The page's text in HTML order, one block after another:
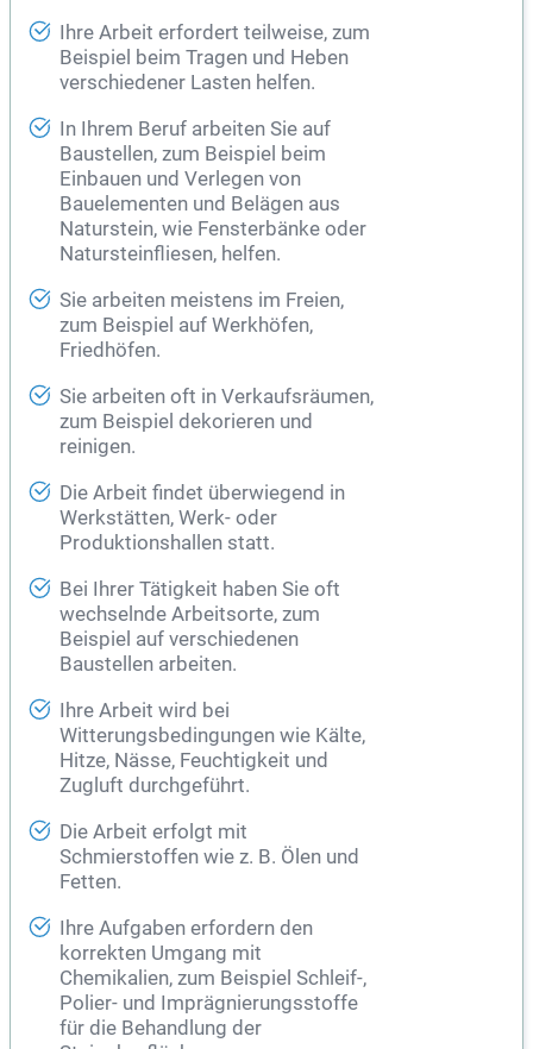
Ihre Arbeit erfordert teilweise, zum
Beispiel beim Tragen und Heben
verschiedener Lasten helfen.
In Ihrem Beruf arbeiten Sie auf
Baustellen, zum Beispiel beim
Einbauen und Verlegen von
Bauelementen und Belägen aus
Naturstein, wie Fensterbänke oder
Natursteinfliesen, helfen.
Sie arbeiten meistens im Freien,
zum Beispiel auf Werkhöfen,
Friedhöfen.
Sie arbeiten oft in Verkaufsräumen,
zum Beispiel dekorieren und
reinigen.
Die Arbeit findet überwiegend in
Werkstätten, Werk- oder
Produktionshallen statt.
Bei Ihrer Tätigkeit haben Sie oft
wechselnde Arbeitsorte, zum
Beispiel auf verschiedenen
Baustellen arbeiten.
Ihre Arbeit wird bei
Witterungsbedingungen wie Kälte,
Hitze, Nässe, Feuchtigkeit und
Zugluft durchgeführt.
Die Arbeit erfolgt mit
Schmierstoffen wie z. B. Ölen und
Fetten.
Ihre Aufgaben erfordern den
korrekten Umgang mit
Chemikalien, zum Beispiel Schleif-,
Polier- und Imprägnierungsstoffe
für die Behandlung der